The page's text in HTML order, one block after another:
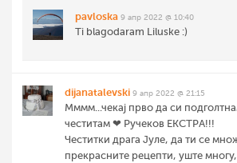
pavloska 9 апр 2022 @ 10:40
Ti blagodaram Liluske :)
dijanatalevski 9 апр 2022 @ 21:15
Мммм...чекај прво да си
честитам ❤ Ручеков ЕКСТРА!!!
Честитки драга Јуле, да ти се
прекрасните рецепти, уште